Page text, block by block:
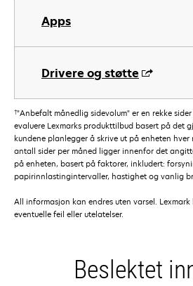
Apps
Drivere og støtte
†"Anbefalt månedlig sidevolum" er en rekke
evaluere Lexmarks produkttilbud basert på det
kundene planlegger å skrive ut på enheten
antall sider per måned ligger innenfor det
på enheten, basert på faktorer, inkludert:
papirinnlastingintervaller, hastighet og vanlig
All informasjon kan endres uten varsel.
eventuelle feil eller utelatelser.
Beslektet